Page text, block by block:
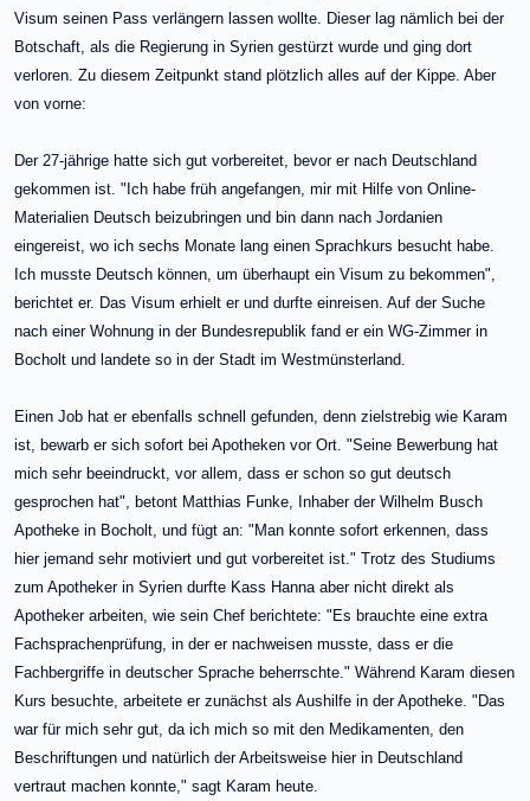
Visum seinen Pass verlängern lassen wollte. Dieser lag nämlich bei der
Botschaft, als die Regierung in Syrien gestürzt wurde und ging dort
verloren. Zu diesem Zeitpunkt stand plötzlich alles auf der Kippe. Aber
von vorne:
Der 27-jährige hatte sich gut vorbereitet, bevor er nach Deutschland
gekommen ist. "Ich habe früh angefangen, mir mit Hilfe von Online-
Materialien Deutsch beizubringen und bin dann nach Jordanien
eingereist, wo ich sechs Monate lang einen Sprachkurs besucht habe.
Ich musste Deutsch können, um überhaupt ein Visum zu bekommen",
berichtet er. Das Visum erhielt er und durfte einreisen. Auf der Suche
nach einer Wohnung in der Bundesrepublik fand er ein WG-Zimmer in
Bocholt und landete so in der Stadt im Westmünsterland.
Einen Job hat er ebenfalls schnell gefunden, denn zielstrebig wie Karam
ist, bewarb er sich sofort bei Apotheken vor Ort. "Seine Bewerbung hat
mich sehr beeindruckt, vor allem, dass er schon so gut deutsch
gesprochen hat", betont Matthias Funke, Inhaber der Wilhelm Busch
Apotheke in Bocholt, und fügt an: "Man konnte sofort erkennen, dass
hier jemand sehr motiviert und gut vorbereitet ist." Trotz des Studiums
zum Apotheker in Syrien durfte Kass Hanna aber nicht direkt als
Apotheker arbeiten, wie sein Chef berichtete: "Es brauchte eine extra
Fachsprachenprüfung, in der er nachweisen musste, dass er die
Fachbergriffe in deutscher Sprache beherrschte." Während Karam diesen
Kurs besuchte, arbeitete er zunächst als Aushilfe in der Apotheke. "Das
war für mich sehr gut, da ich mich so mit den Medikamenten, den
Beschriftungen und natürlich der Arbeitsweise hier in Deutschland
vertraut machen konnte," sagt Karam heute.